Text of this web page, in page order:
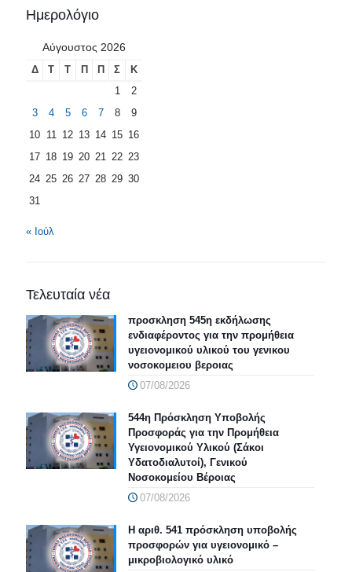
Ημερολόγιο
Αύγουστος 2026
Δ Τ Τ Π Π Σ
Κ
1
2
3
4 5 6 7 8
9
10 11 12 13 14 15 16
17 18 19 20 21 22 23
24 25 26 27 28 29 30
31
« Ιούλ
Τελευταία νέα
προσκληση 545η εκδήλωσης
ενδιαφέροντος για την προμήθεια
υγειονομικού υλικού του γενικου
νοσοκομειου βεροιας
07/08/2026
544η Πρόσκληση Υποβολής
Προσφοράς για την Προμήθεια
Υγειονομικού Υλικού (Σάκοι
Υδατοδιαλυτοί), Γενικού
Νοσοκομείου Βέροιας
07/08/2026
Η αριθ. 541 πρόσκληση υποβολής
προσφορών για υγειονομικό –
μικροβιολογικό υλικό